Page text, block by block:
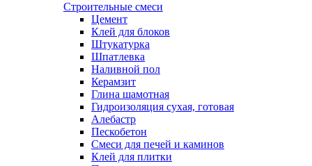
Строительные смеси
Цемент
Клей для блоков
Штукатурка
Шпатлевка
Наливной пол
Керамзит
Глина шамотная
Гидроизоляция сухая, готовая
Алебастр
Пескобетон
Смеси для печей и каминов
Клей для плитки